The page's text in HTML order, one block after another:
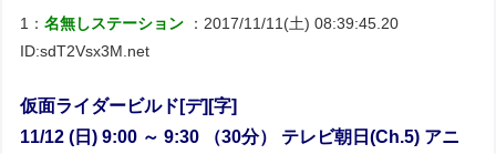
1：名無しステーション
：2017/11/11(土) 08:39:45.20
ID:sdT2Vsx3M.net
仮面ライダービルド[デ][字]
11/12 (日) 9:00 ～ 9:30 （30分） テレビ朝日(Ch.5) アニ